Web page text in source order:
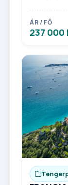
ÁR / FŐ
237